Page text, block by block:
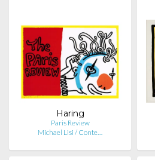
Haring
Paris Review
Michael Lisi / Conte…